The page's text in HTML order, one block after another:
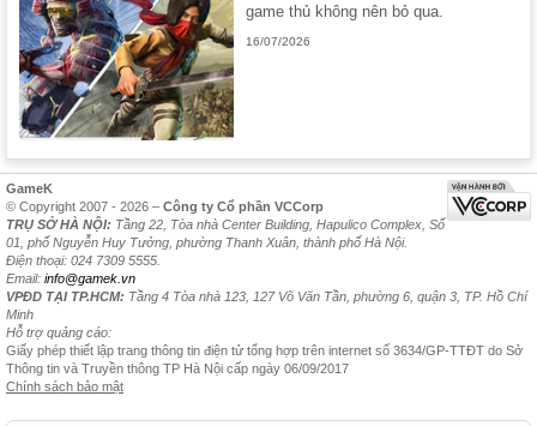
game thủ không nên bỏ qua.
16/07/2026
GameK
© Copyright 2007 - 2026 – Công ty Cổ phần VCCorp
TRỤ SỞ HÀ NỘI: Tầng 22, Tòa nhà Center Building, Hapulico Complex, Số
01, phố Nguyễn Huy Tưởng, phường Thanh Xuân, thành phố Hà Nội.
Điện thoại: 024 7309 5555.
Email: info@gamek.vn
VPĐD TẠI TP.HCM: Tầng 4 Tòa nhà 123, 127 Võ Văn Tần, phường 6, quận 3, TP. Hồ Chí
Minh
Hỗ trợ quảng cáo:
Giấy phép thiết lập trang thông tin điện tử tổng hợp trên internet số 3634/GP-TTĐT do Sở
Thông tin và Truyền thông TP Hà Nội cấp ngày 06/09/2017
Chính sách bảo mật